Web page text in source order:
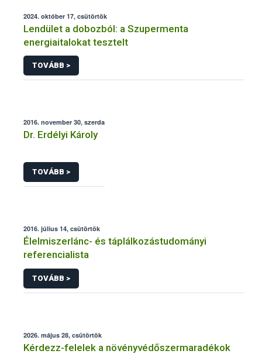
2024. október 17, csütörtök
Lendület a dobozból: a Szupermenta
energiaitalokat tesztelt
TOVÁBB >
2016. november 30, szerda
Dr. Erdélyi Károly
TOVÁBB >
2016. július 14, csütörtök
Élelmiszerlánc- és táplálkozástudományi
referencialista
TOVÁBB >
2026. május 28, csütörtök
Kérdezz-felelek a növényvédőszermaradékok